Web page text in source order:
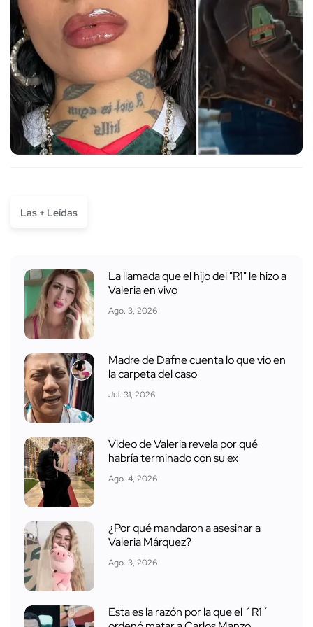
Las + Leídas
La llamada que el hijo del "R1" le hizo a
Valeria en vivo
Ago. 3, 2026
Madre de Dafne cuenta lo que vio en
la carpeta del caso
Jul. 31, 2026
Video de Valeria revela por qué
habría terminado con su ex
Ago. 4, 2026
¿Por qué mandaron a asesinar a
Valeria Márquez?
Ago. 3, 2026
Esta es la razón por la que el ´R1´